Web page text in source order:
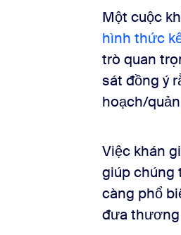
Một cuộc
hình thức
trò quan
sát đồng ý
hoạch/
Việc khán
giúp chúng
càng phổ
đưa thương